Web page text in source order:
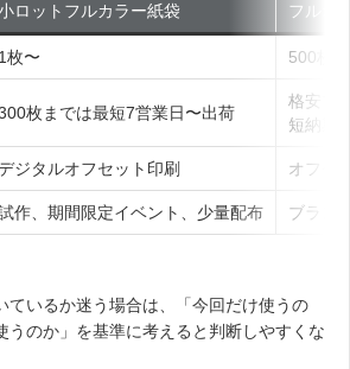
ロットフルカラー紙袋 フルオ
1枚〜 500枚〜
枚までは最短7営業日〜出荷
格安プ
短納期
ジタルオフセット印刷 オフセ
作、期間限定イベント、少量配布 ブラン
ているか迷う場合は、「今回だけ使うの
うのか」を基準に考えると判断しやすくな